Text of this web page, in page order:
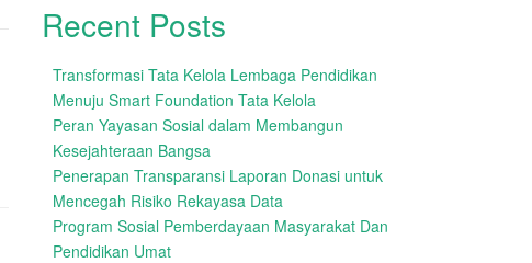
Recent Posts
Transformasi Tata Kelola Lembaga Pendidikan
Menuju Smart Foundation Tata Kelola
Peran Yayasan Sosial dalam Membangun
Kesejahteraan Bangsa
Penerapan Transparansi Laporan Donasi untuk
Mencegah Risiko Rekayasa Data
Program Sosial Pemberdayaan Masyarakat Dan
Pendidikan Umat